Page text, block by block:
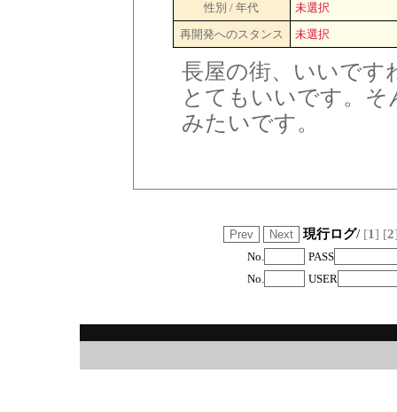
性別 / 年代
未選択
再開発へのスタンス
未選択
長屋の街、いいです
とてもいいです。
みたいです。
現行ログ/ [1] [2
No.
PASS
No.
USER